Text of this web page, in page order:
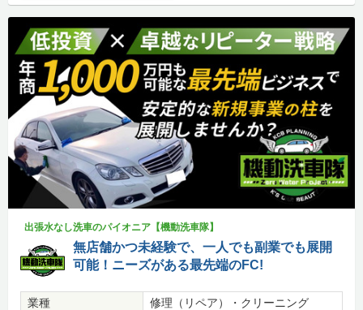
出張水なし洗車のパイオニア【機動洗車隊】
無店舗かつ未経験で、一人でも副業でも展開
可能！ニーズがある最先端のFC!
業種
修理（リペア）・クリーニング